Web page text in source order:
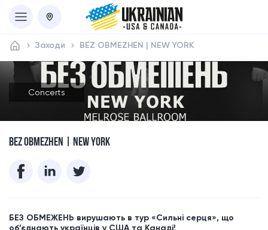
Заходи BEZ OBMEZHEN | NEW YORK
Concerts
BEZ OBMEZHEN | NEW YORK
БЕЗ ОБМЕЖЕНЬ вирушають в тур «Сильні серця», що